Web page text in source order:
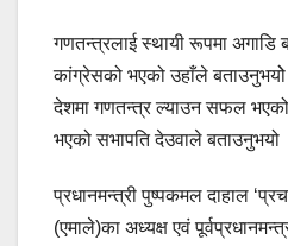
गणतन्त्रलाई स्थायी रूपमा अगाडि
कांग्रेसको भएको उहाँले
देशमा गणतन्त्र ल्याउन सफल भएको
भएको सभापति देउवाले बताउनुभयो
प्रधानमन्त्री पुष्पकमल दाहाल
(एमाले)का अध्यक्ष एवं